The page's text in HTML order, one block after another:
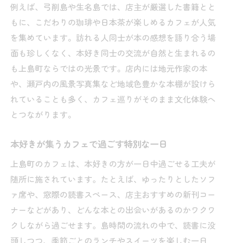
所
読書家におすすめのカフェ旅プラン提案
地元食材ランチと本が楽しめるカフェ体験
瀬戸内の風景とカフェで心癒される時間
カフェで楽しむ上島町の読書時間
静かなカフェ空間で贅沢な読書タイムを
本屋併設カフェで味わうゆったり読書
Wi-Fi完備のカフェで快適な読書体験
島のカフェで本好きが集う理由を探る
地元食材と本に癒される島カフェ案内
上島町カフェで味わう地元食材ランチの魅
力
生名島や弓削島で出会う本とカフェの空間
例えば、弓削島や生名島では、店主が厳選した書籍とと
もに、こだわりの珈琲や日本茶が楽しめるカフェが人気
を集めています。訪れる人同士が本の感想を語り合う場
面も珍しくなく、本好き同士の交流が自然と生まれるの
も上島町ならではの光景です。店内には地元作家の本
や、瀬戸内の風景写真集など地域色豊かな本棚が設けら
れていることも多く、カフェ巡りがそのまま文化体験へ
とつながります。
本好きが集うカフェで過ごす特別な一日
上島町のカフェは、本好きの方が一日中過ごせる工夫が
随所に施されています。たとえば、ゆったりとしたソフ
ァ席や、窓際の読書スペース、店主おすすめの新刊コー
ナーなどがあり、どんな本との出会いがあるのかワクワ
クしながら過ごせます。島時間の流れの中で、読書に没
頭しつつ、季節ごとのランチやスイーツを楽しむ一日